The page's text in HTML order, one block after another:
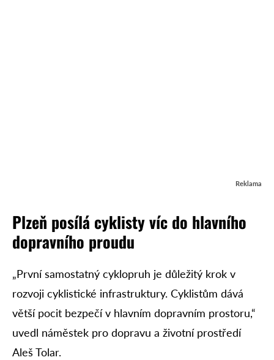
Reklama
Plzeň posílá cyklisty víc do hlavního
dopravního proudu
„První samostatný cyklopruh je důležitý krok v
rozvoji cyklistické infrastruktury. Cyklistům dává
větší pocit bezpečí v hlavním dopravním prostoru,“
uvedl náměstek pro dopravu a životní prostředí
Aleš Tolar.